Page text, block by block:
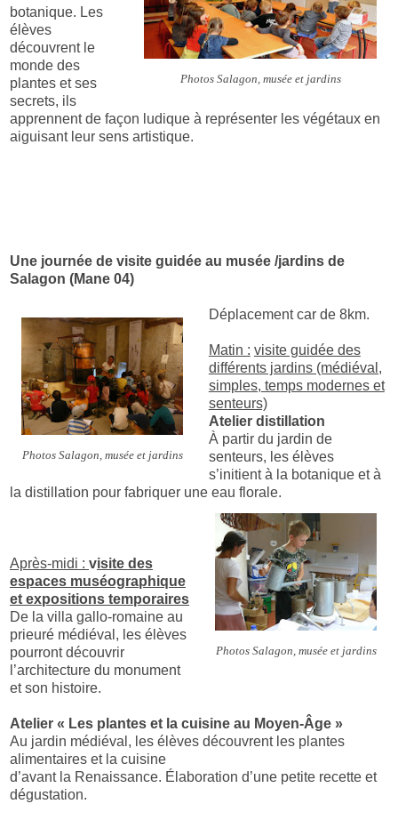
Photos Salagon, musée et jardins
botanique. Les
élèves
découvrent le
monde des
plantes et ses
secrets, ils
apprennent de façon ludique à représenter les végétaux en
aiguisant leur sens artistique.
Une journée de visite guidée au musée /jardins de
Salagon (Mane 04)
Photos Salagon, musée et jardins
Déplacement car de 8km.
Matin : visite guidée des
différents jardins (médiéval,
simples, temps modernes et
senteurs)
Atelier distillation
À partir du jardin de
senteurs, les élèves
s’initient à la botanique et à
la distillation pour fabriquer une eau florale.
Photos Salagon, musée et jardins
Après-midi : visite des
espaces muséographique
et expositions temporaires
De la villa gallo-romaine au
prieuré médiéval, les élèves
pourront découvrir
l’architecture du monument
et son histoire.
Atelier « Les plantes et la cuisine au Moyen-Âge »
Au jardin médiéval, les élèves découvrent les plantes
alimentaires et la cuisine
d’avant la Renaissance. Élaboration d’une petite recette et
dégustation.